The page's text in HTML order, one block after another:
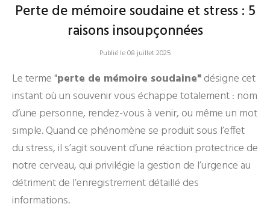
Perte de mémoire soudaine et stress : 5
raisons insoupçonnées
Publié le 08 juillet 2025
Le terme "perte de mémoire soudaine"désigne cet
instant où un souvenir vous échappe totalement : nom
d’une personne, rendez-vous à venir, ou même un mot
simple. Quand ce phénomène se produit sous l’effet
du stress, il s’agit souvent d’une réaction protectrice de
notre cerveau, qui privilégie la gestion de l’urgence au
détriment de l’enregistrement détaillé des
informations.